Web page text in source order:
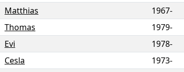
Matthias 1967-
Thomas 1979-
Evi 1978-
Cesla 1973-